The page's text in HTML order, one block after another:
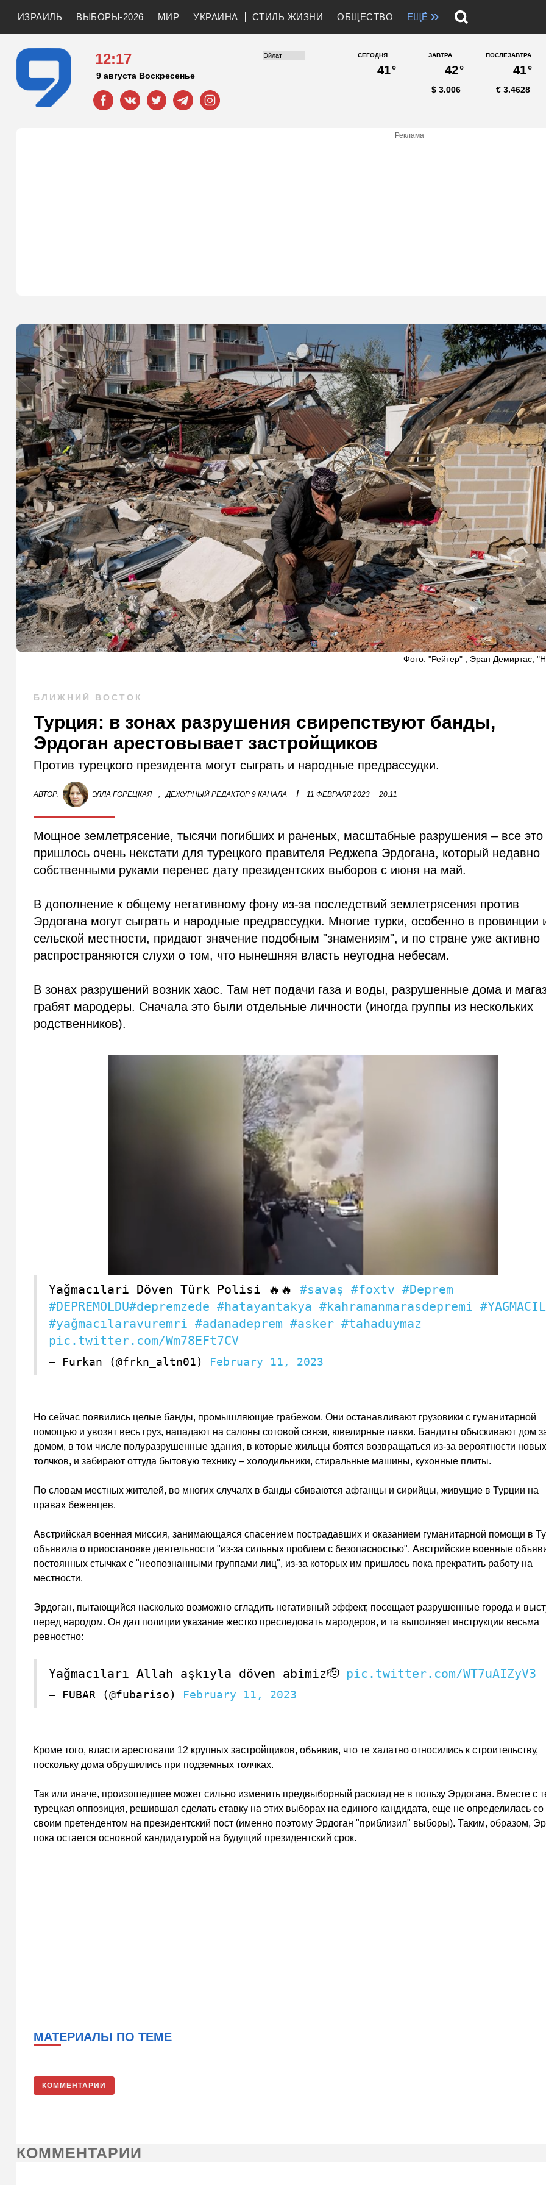
ИЗРАИЛЬ ВЫБОРЫ-2026 МИР УКРАИНА СТИЛЬ ЖИЗНИ ОБЩЕСТВО ЕЩЁ »
12:17
9 августа Воскресенье
СЕГОДНЯ
41°
ЗАВТРА
42°
ПОСЛЕЗАВТРА
41°
3.006
$ 3.4628
€
Реклама
Фото: "Рейтер" , Эран Демиртас,
БЛИЖНИЙ ВОСТОК
Турция: в зонах разрушения свирепствуют банды,
Эрдоган арестовывает застройщиков
Против турецкого президента могут сыграть и народные предрассудки.
АВТОР: ЭЛЛА ГОРЕЦКАЯ , ДЕЖУРНЫЙ РЕДАКТОР 9 КАНАЛА I 11 ФЕВРАЛЯ 2023 20:11
Мощное землетрясение, тысячи погибших и раненых, масштабные разрушения – все это
пришлось очень некстати для турецкого правителя Реджепа Эрдогана, который недавно
собственными руками перенес дату президентских выборов с июня на май.
В дополнение к общему негативному фону из-за последствий землетрясения против
Эрдогана могут сыграть и народные предрассудки. Многие турки, особенно в провинции
сельской местности, придают значение подобным "знамениям", и по стране уже активно
распространяются слухи о том, что нынешняя власть неугодна небесам.
В зонах разрушений возник хаос. Там нет подачи газа и воды, разрушенные дома и
грабят мародеры. Сначала это были отдельные личности (иногда группы из нескольких
родственников).
Yağmacılari Döven Türk Polisi 🔥🔥#savaş #foxtv #Deprem
#DEPREMOLDU#depremzede #hatayantakya #kahramanmarasdepremi
#yağmacılaravuremri #adanadeprem #asker #tahaduymaz
pic.twitter.com/Wm78EFt7CV
— Furkan (@frkn_altn01) February 11, 2023
Но сейчас появились целые банды, промышляющие грабежом. Они останавливают грузовики с гуманитарной
помощью и увозят весь груз, нападают на салоны сотовой связи, ювелирные лавки. Бандиты обыскивают дом
домом, в том числе полуразрушенные здания, в которые жильцы боятся возвращаться из-за вероятности новых
толчков, и забирают оттуда бытовую технику – холодильники, стиральные машины, кухонные плиты.
По словам местных жителей, во многих случаях в банды сбиваются афганцы и сирийцы, живущие в Турции на
правах беженцев.
Австрийская военная миссия, занимающаяся спасением пострадавших и оказанием гуманитарной помощи в
объявила о приостановке деятельности "из-за сильных проблем с безопасностью". Австрийские военные
постоянных стычках с "неопознанными группами лиц", из-за которых им пришлось пока прекратить работу на
местности.
Эрдоган, пытающийся насколько возможно сгладить негативный эффект, посещает разрушенные города и
перед народом. Он дал полиции указание жестко преследовать мародеров, и та выполняет инструкции весьма
ревностно:
Yağmacıları Allah aşkıyla döven abimiz🫡 pic.twitter.com/WT7uAIZyV3
— FUBAR (@fubariso) February 11, 2023
Кроме того, власти арестовали 12 крупных застройщиков, объявив, что те халатно относились к строительству,
поскольку дома обрушились при подземных толчках.
Так или иначе, произошедшее может сильно изменить предвыборный расклад не в пользу Эрдогана. Вместе с
турецкая оппозиция, решившая сделать ставку на этих выборах на единого кандидата, еще не определилась со
своим претендентом на президентский пост (именно поэтому Эрдоган "приблизил" выборы). Таким, образом,
пока остается основной кандидатурой на будущий президентский срок.
МАТЕРИАЛЫ ПО ТЕМЕ
КОММЕНТАРИИ
КОММЕНТАРИИ